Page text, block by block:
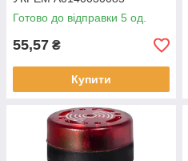
Готово до відправки 5 од.
55,57 ₴
Купити